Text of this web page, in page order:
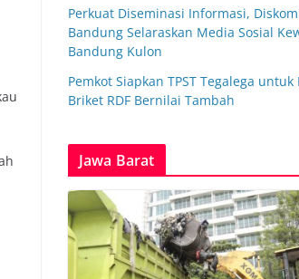
Perkuat Diseminasi Informasi,
Bandung Selaraskan Media Sosial
Bandung Kulon
Pemkot Siapkan TPST Tegalega untuk
Briket RDF Bernilai Tambah
Jawa Barat